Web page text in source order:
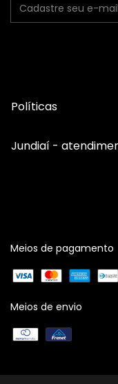
Políticas
Jundiaí -
Meios de pagamento
Meios de envio